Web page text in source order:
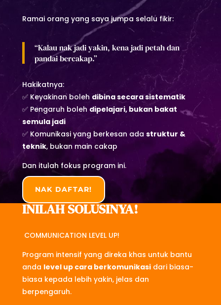
Ramai orang yang saya jumpa selalu fikir:
“Kalau nak jadi yakin, kena jadi petah dan
pandai bercakap.”
Hakikatnya:
✅ Keyakinan boleh dibina secara sistematik
✅ Pengaruh boleh dipelajari, bukan bakat
semula jadi
✅ Komunikasi yang berkesan ada struktur &
teknik, bukan main cakap
Dan itulah fokus program ini.
NAK DAFTAR!
INILAH SOLUSINYA!
COMMUNICATION LEVEL UP!
Program intensif yang direka khas untuk bantu
anda level up cara berkomunikasidari biasa-
biasa kepada lebih yakin, jelas dan
berpengaruh.